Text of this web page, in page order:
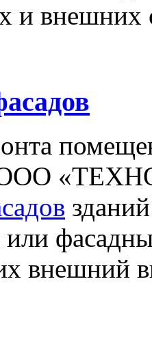
и внешних
ООО
внешний